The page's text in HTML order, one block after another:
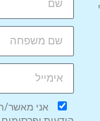
אני מאשר/